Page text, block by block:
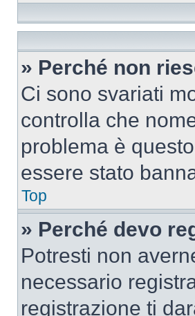
» Perché non
Ci sono svariati
controlla che
problema è
essere stato
Top
» Perché devo
Potresti non
necessario
registrazione ti